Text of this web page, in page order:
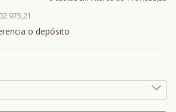
o depósito